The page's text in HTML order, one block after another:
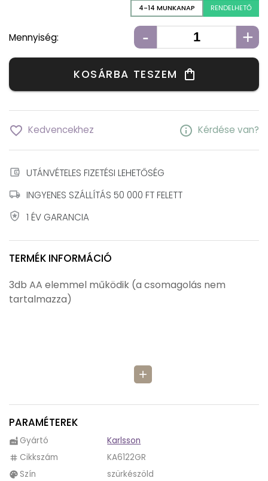
4-14 MUNKANAP RENDELHETŐ
Mennyiség: - +
KOSÁRBA TESZEM shopping_bag
favorite_border Kedvencekhez info Kérdése van?
account_balance_wallet UTÁNVÉTELES FIZETÉSI LEHETŐSÉG
local_shipping INGYENES SZÁLLÍTÁS 50 000 FT FELETT
local_police 1 ÉV GARANCIA
TERMÉK INFORMÁCIÓ
add
3db AA elemmel működik (a csomagolás nem
tartalmazza)
PARAMÉTEREK
factory Gyártó Karlsson
tag Cikkszám KA6122GR
palette Szín szürkészöld